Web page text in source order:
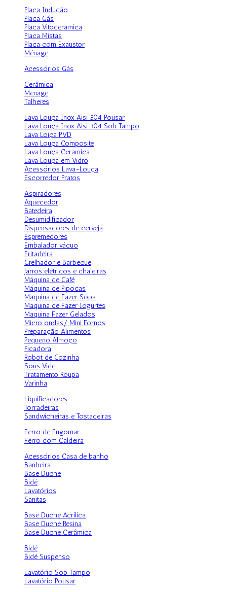
Placa Indução
Placa Gás
Placa Vitoceramica
Placa Mistas
Placa com Exaustor
Ménage
Acessórios Gás
Cerâmica
Menage
Talheres
Lava Louça Inox Aisi 304 Pousar
Lava Louça Inox Aisi 304 Sob Tampo
Lava Loiça PVD
Lava Louça Composite
Lava Louça Ceramica
Lava Louça em Vidro
Acessórios Lava-Louça
Escorredor Pratos
Aspiradores
Aquecedor
Batedeira
Desumidificador
Dispensadores de cerveja
Espremedores
Embalador vácuo
Fritadeira
Grelhador e Barbecue
Jarros elétricos e chaleiras
Máquina de Café
Máquina de Pipocas
Maquina de Fazer Sopa
Maquina de Fazer Iogurtes
Maquina Fazer Gelados
Micro ondas/ Mini Fornos
Preparação Alimentos
Pequeno Almoço
Picadora
Robot de Cozinha
Sous Vide
Tratamento Roupa
Varinha
Liquificadores
Torradeiras
Sandwicheiras e Tostadeiras
Ferro de Engomar
Ferro com Caldeira
Acessórios Casa de banho
Banheira
Base Duche
Bidé
Lavatórios
Sanitas
Base Duche Acrílica
Base Duche Resina
Base Duche Cerâmica
Bidé
Bidé Suspenso
Lavatório Sob Tampo
Lavatório Pousar